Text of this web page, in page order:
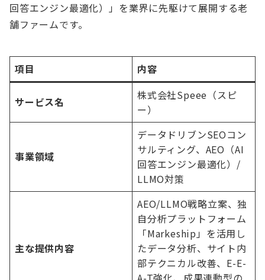
回答エンジン最適化）」を業界に先駆けて展開する老
舗ファームです。
項目 内容
サービス名
株式会社Speee（スピ
ー）
事業領域
データドリブンSEOコン
サルティング、AEO（AI
回答エンジン最適化）/
LLMO対策
主な提供内容
AEO/LLMO戦略立案、独
自分析プラットフォーム
「Markeship」を活用し
たデータ分析、サイト内
部テクニカル改善、E-E-